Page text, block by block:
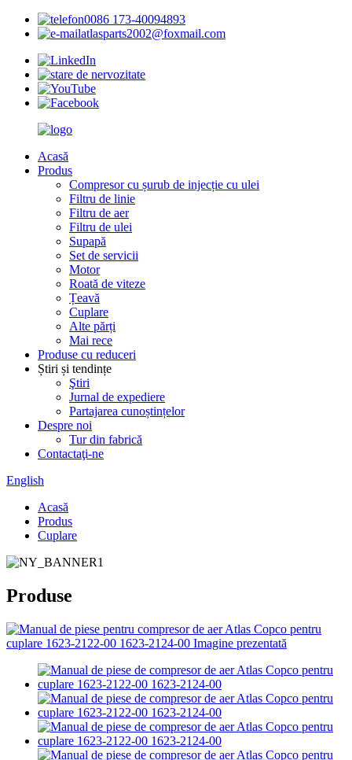
0086 173-40094893
atlasparts2002@foxmail.com
Acasă
Produs
Compresor cu șurub de injecție cu ulei
Filtru de linie
Filtru de aer
Filtru de ulei
Supapă
Set de servicii
Motor
Roată de viteze
Țeavă
Cuplare
Alte părți
Mai rece
Produse cu reduceri
Știri și tendințe
Ştiri
Jurnal de expediere
Partajarea cunoștințelor
Despre noi
Tur din fabrică
Contactaţi-ne
English
Acasă
Produs
Cuplare
Produse